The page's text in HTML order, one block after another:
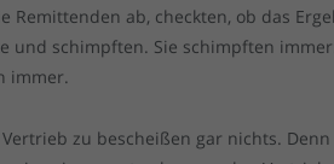
Remittenden ab, checkten, ob das
und schimpften. Sie schimpften
immer.
zu bescheißen gar nichts.